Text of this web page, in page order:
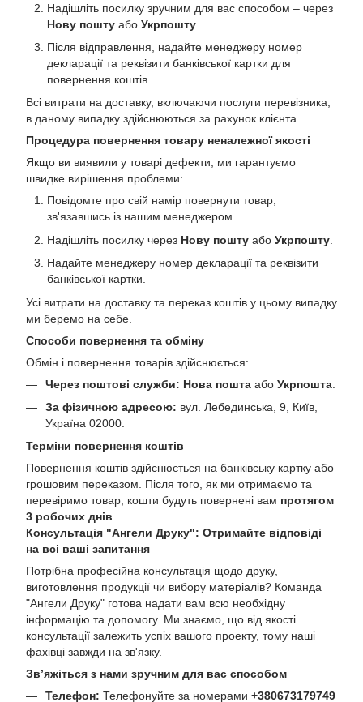
Надішліть посилку зручним для вас способом – через
Нову пошту або Укрпошту
Після відправлення, надайте менеджеру номер
декларації та реквізити банківської картки для
повернення коштів.
Всі витрати на доставку, включаючи послуги перевізника,
в даному випадку здійснюються за рахунок клієнта.
Процедура повернення товару неналежної якості
Якщо ви виявили у товарі дефекти, ми гарантуємо
швидке вирішення проблеми:
Повідомте про свій намір повернути товар,
зв'язавшись із нашим менеджером.
Надішліть посилку через Нову пошту або Укрпошту
Надайте менеджеру номер декларації та реквізити
банківської картки.
Усі витрати на доставку та переказ коштів у цьому випадку
ми беремо на себе.
Способи повернення та обміну
Обмін і повернення товарів здійснюється:
Через поштові служби: Нова пошта або Укрпошта
За фізичною адресою: вул. Лебединська, 9, Київ,
Україна 02000.
Терміни повернення коштів
Повернення коштів здійснюється на банківську картку або
грошовим переказом. Після того, як ми отримаємо та
перевіримо товар, кошти будуть повернені вам протягом
3 робочих днів.
Консультація "Ангели Друку": Отримайте відповіді
на всі ваші запитання
Потрібна професійна консультація щодо друку,
виготовлення продукції чи вибору матеріалів? Команда
"Ангели Друку" готова надати вам всю необхідну
інформацію та допомогу. Ми знаємо, що від якості
консультації залежить успіх вашого проекту, тому наші
фахівці завжди на зв'язку.
Зв’яжіться з нами зручним для вас способом
Телефон: Телефонуйте за номерами +380673179749